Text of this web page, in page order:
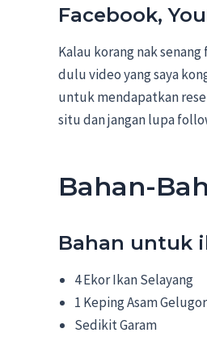
Facebook,
Kalau korang nak
dulu video yang saya
untuk mendapatkan
situ dan jangan lupa
Bahan-
Bahan untuk
4 Ekor Ikan Selayang
1 Keping Asam Gelugor
Sedikit Garam